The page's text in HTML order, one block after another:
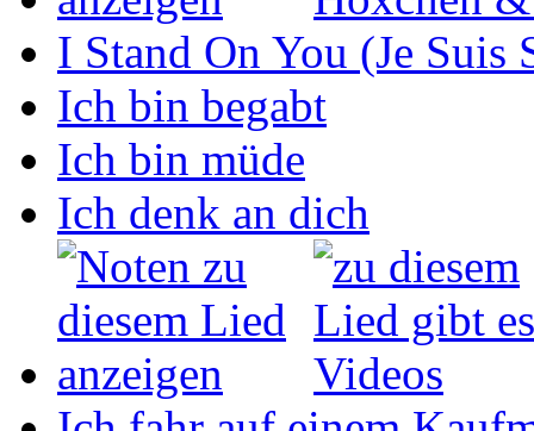
I Stand On You (Je Suis
Ich bin begabt
Ich bin müde
Ich denk an dich